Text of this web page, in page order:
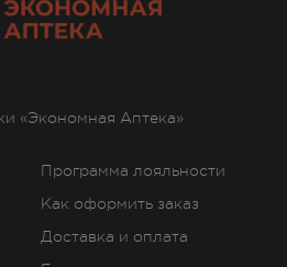
Программа лояльности
Как оформить заказ
Доставка и оплата
«Экономная Аптека»